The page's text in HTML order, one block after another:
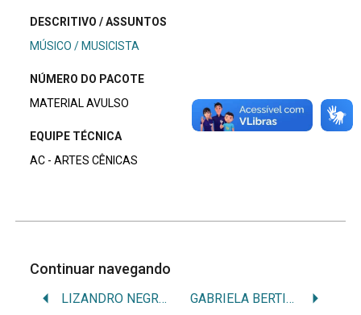
DESCRITIVO / ASSUNTOS
MÚSICO / MUSICISTA
NÚMERO DO PACOTE
MATERIAL AVULSO
EQUIPE TÉCNICA
AC - ARTES CÊNICAS
Continuar navegando
LIZANDRO NEGROMANTI GABRIELA BERTILLER